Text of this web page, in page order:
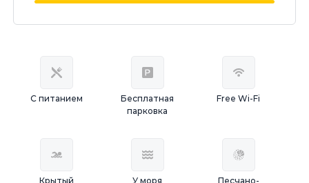
С питанием
Бесплатная
парковка
Free Wi-Fi
Крытый
У моря
Песчано-